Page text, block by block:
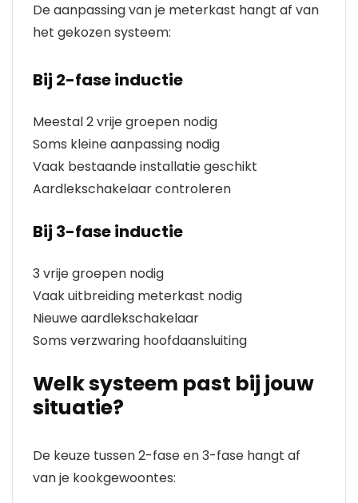
De aanpassing van je meterkast hangt af van
het gekozen systeem:
Bij 2-fase inductie
Meestal 2 vrije groepen nodig
Soms kleine aanpassing nodig
Vaak bestaande installatie geschikt
Aardlekschakelaar controleren
Bij 3-fase inductie
3 vrije groepen nodig
Vaak uitbreiding meterkast nodig
Nieuwe aardlekschakelaar
Soms verzwaring hoofdaansluiting
Welk systeem past bij jouw
situatie?
De keuze tussen 2-fase en 3-fase hangt af
van je kookgewoontes: